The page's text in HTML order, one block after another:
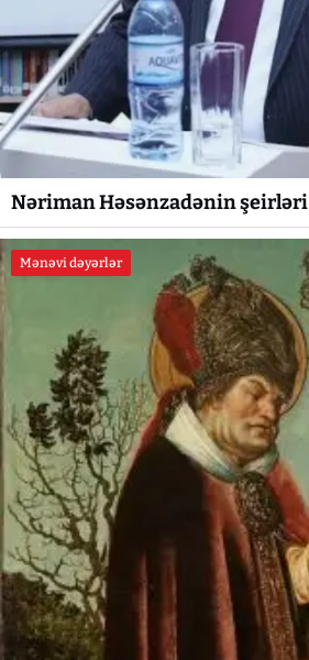
Nəriman Həsənzadənin şeirləri
Mənəvi dəyərlər